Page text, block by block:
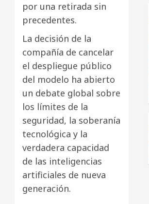
por una retirada sin
precedentes.
La decisión de la
compañía de cancelar
el despliegue público
del modelo ha abierto
un debate global sobre
los límites de la
seguridad, la soberanía
tecnológica y la
verdadera capacidad
de las inteligencias
artificiales de nueva
generación.